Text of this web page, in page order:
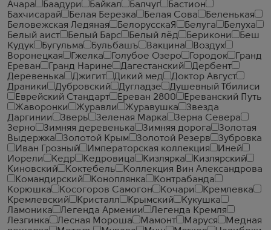
Ачара
Баадури Байкал Балчуг
Бастион
Бахчисарай
Белая Березка Белая Сова
Беленькая
Беловежская Ледяная
БелорусскаЯ Белуга
Белуха
Белый аист
Белый Барс Белый лёд Берикони
Беш
Кудук
Бугульма Бульбашъ Вакцина
Воздух
Воронецкая
Гжелка Голубое Озеро Городок
Гранд
Ереван
Гранд Нарине Дагестанский
Дербент
Деревенька
Джигит Дикий мед
Доктор Август
Драники
Дубровский Дугладзе
Душевный Тбилиси
Еврейский Стандарт
Ереван 2800
Ереванский Путь
Жаворонки
Журавли Журавушка
Звезда
Даргинии
Зверь Зеленая Марка
Зерна Севера
Зерно
Зимняя деревенька Зимняя дорога
Золотая
Выдержка
Золотой Крым Золотой Резерв
Зубровка
Иван Грозный
Императорская коллекция
Иней
Иорели
Кедр Кедровица Кизлярка
Кизлярский
Киновский
Коктебель
Коллекция Вин Александрова
Командирский
Коноплянка
Контрабанда
Корюшка
Косогоров Самогон Кочари
Кремлевка
Кремлевский
Кристалл Крымский
Кукушка
Ламоника
Легенда Армении
Легенда Кремля
Лезгинка
Лесная Мороша Мамонт Маруся
Медная